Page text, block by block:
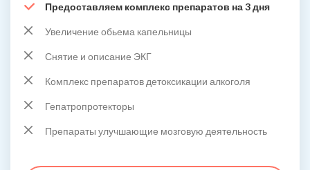
Предоставляем комплекс препаратов на 3 дня
Увеличение обьема капельницы
Снятие и описание ЭКГ
Комплекс препаратов детоксикации алкоголя
Гепатропротекторы
Препараты улучшающие мозговую деятельность